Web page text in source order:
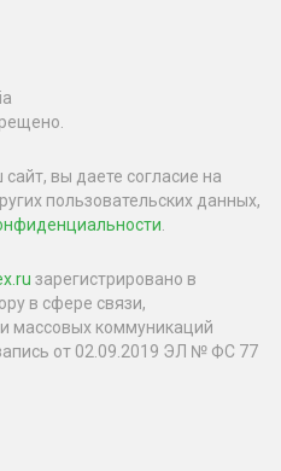
вы даете согласие на
пользовательских данных,
зарегистрировано в
в сфере связи,
массовых коммуникаций
от 02.09.2019 ЭЛ № ФС 77